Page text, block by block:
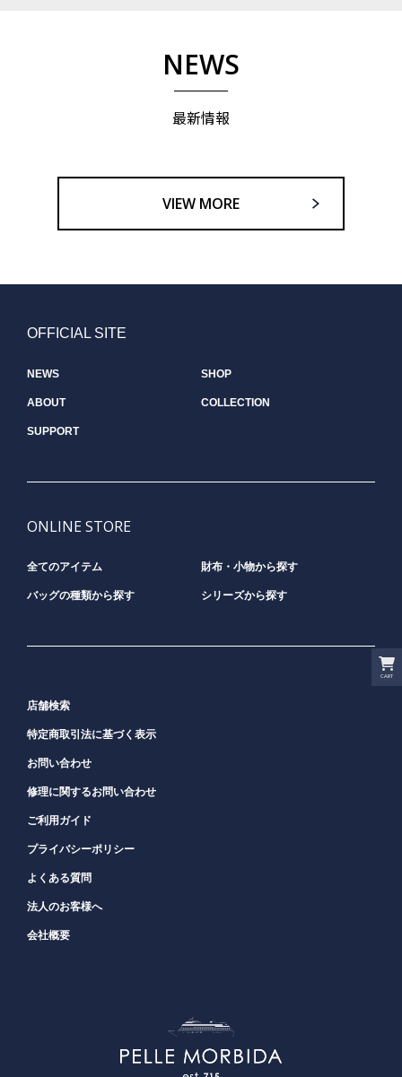
CART
NEWS
最新情報
VIEW MORE
OFFICIAL SITE
NEWS SHOP
ABOUT COLLECTION
SUPPORT
ONLINE STORE
全てのアイテム 財布・小物から探す
バッグの種類から探す シリーズから探す
店舗検索
特定商取引法に基づく表示
お問い合わせ
修理に関するお問い合わせ
ご利用ガイド
プライバシーポリシー
よくある質問
法人のお客様へ
会社概要